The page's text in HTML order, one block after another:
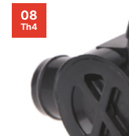
08
Th4